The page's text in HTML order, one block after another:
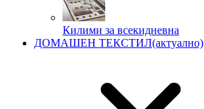
Килими за всекидневна
ДОМАШЕН ТЕКСТИЛ(актуално)